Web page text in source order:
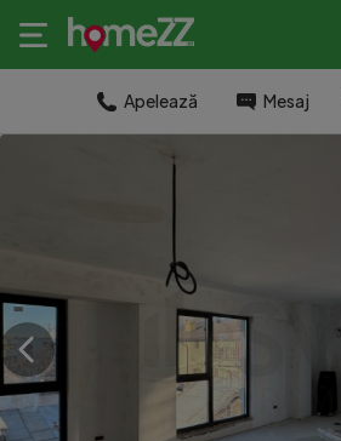
Apelează Mesaj